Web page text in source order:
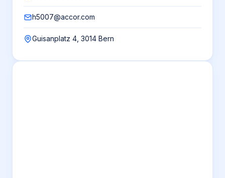
h5007@accor.com
Guisanplatz 4, 3014 Bern